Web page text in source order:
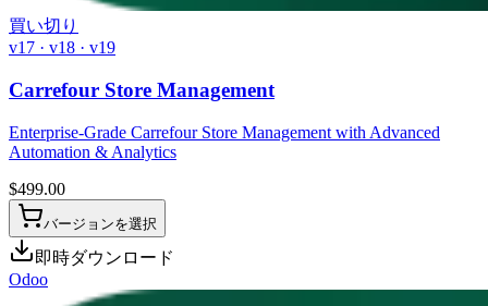
買い切り
v17 · v18 · v19
Carrefour Store Management
Enterprise-Grade Carrefour Store Management with Advanced
Automation & Analytics
$499.00
バージョンを選択
即時ダウンロード
Odoo